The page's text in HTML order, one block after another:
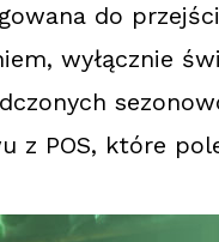
do
wyłącznie
z POS, które